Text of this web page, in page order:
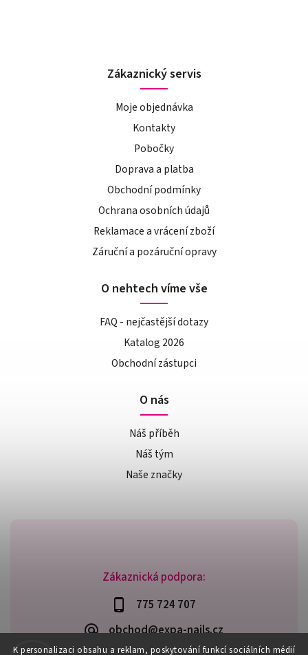
K personalizaci obsahu a reklam, poskytování funkcí sociálních médií
Zákaznická podpora:
775 724 707
obchod@expa-nails.cz
Zákaznický servis
Moje objednávka
Kontakty
Pobočky
Doprava a platba
Obchodní podmínky
Ochrana osobních údajů
Reklamace a vrácení zboží
Záruční a pozáruční opravy
O nehtech víme vše
FAQ - nejčastější dotazy
Katalog 2026
Obchodní zástupci
O nás
Náš příběh
Náš tým
Naše značky